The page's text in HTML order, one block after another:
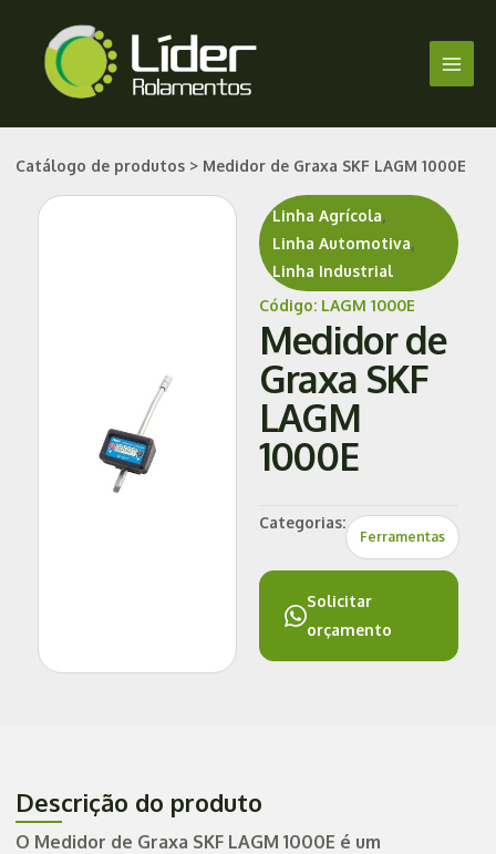
conteúdo
Catálogo de produtos > Medidor de Graxa SKF LAGM 1000E
Linha Agrícola,
Linha Automotiva,
Linha Industrial
Código: LAGM 1000E
Medidor de
Graxa SKF
LAGM
1000E
Categorias:
Ferramentas
Solicitar
orçamento
Descrição do produto
O Medidor de Graxa SKF LAGM 1000E é um